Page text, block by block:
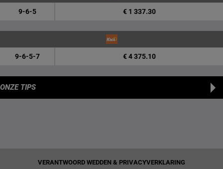
9-6-5 € 1 337.30
9-6-5-7 € 4 375.10
ONZE TIPS
VERANTWOORD WEDDEN & PRIVACYVERKLARING